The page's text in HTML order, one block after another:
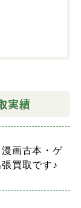
実績
画古本・ゲ
買取です♪